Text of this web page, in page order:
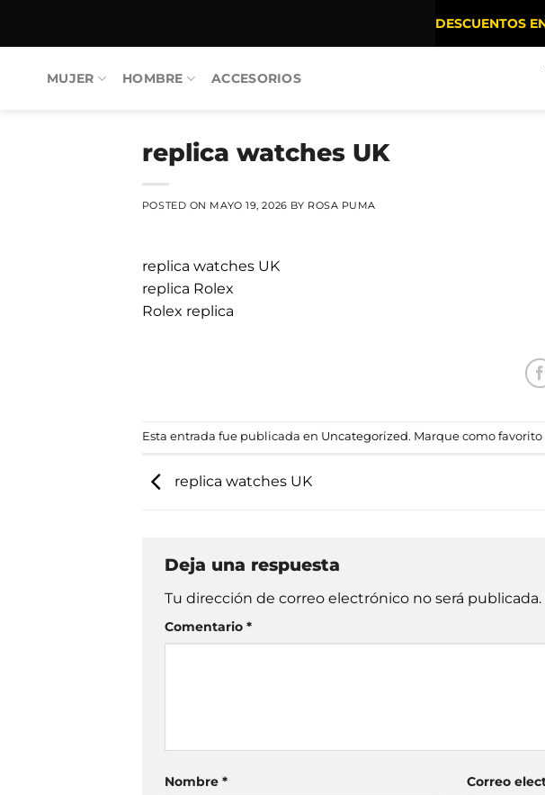
DESCUENTOS
MUJER HOMBRE ACCESORIOS
replica watches UK
POSTED ON MAYO 19, 2026 BY ROSA PUMA
replica watches UK
replica Rolex
Rolex replica
Esta entrada fue publicada en Uncategorized. Marque como favorito
replica watches UK
Deja una respuesta
Tu dirección de correo electrónico no será publicada.
Comentario *
Nombre * Correo